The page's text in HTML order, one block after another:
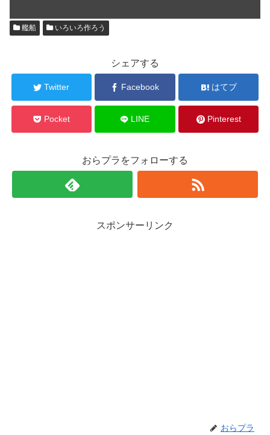
艦船 いろいろ作ろう
シェアする
Twitter Facebook はてブ
Pocket LINE Pinterest
おらプラをフォローする
スポンサーリンク
おらプラ